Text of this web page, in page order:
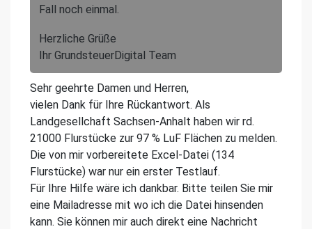
Fall noch einmal.
Herzliche Grüße
Ihr GrundsteuerDigital Team
Sehr geehrte Damen und Herren,
vielen Dank für Ihre Rückantwort. Als
Landgesellchaft Sachsen-Anhalt haben wir rd.
21000 Flurstücke zur 97 % LuF Flächen zu melden.
Die von mir vorbereitete Excel-Datei (134
Flurstücke) war nur ein erster Testlauf.
Für Ihre Hilfe wäre ich dankbar. Bitte teilen Sie mir
eine Mailadresse mit wo ich die Datei hinsenden
kann. Sie können mir auch direkt eine Nachricht